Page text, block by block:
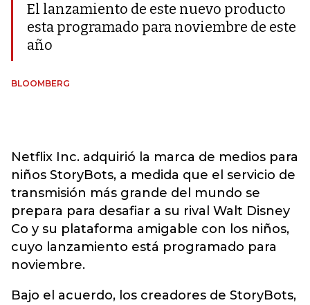
El lanzamiento de este nuevo producto
esta programado para noviembre de este
año
BLOOMBERG
Netflix Inc. adquirió la marca de medios para
niños StoryBots, a medida que el servicio de
transmisión más grande del mundo se
prepara para desafiar a su rival Walt Disney
Co y su plataforma amigable con los niños,
cuyo lanzamiento está programado para
noviembre.
Bajo el acuerdo, los creadores de StoryBots,